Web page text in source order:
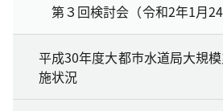
第３回検討会（令和2年1月24
平成30年度大都市水道局大規
施状況